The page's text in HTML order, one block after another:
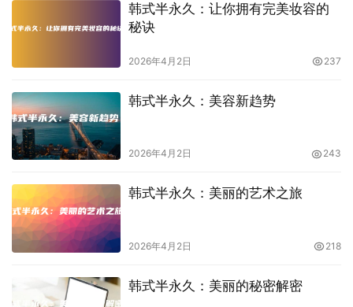
韩式半永久：让你拥有完美妆容的
秘诀
2026年4月2日 237
韩式半永久：美容新趋势
2026年4月2日 243
韩式半永久：美丽的艺术之旅
2026年4月2日 218
韩式半永久：美丽的秘密解密